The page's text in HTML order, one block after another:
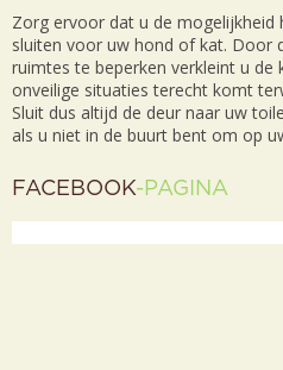
Zorg ervoor dat u de
sluiten voor uw hond of kat. Door
ruimtes te beperken verkleint u de
onveilige situaties terecht komt
Sluit dus altijd de deur naar uw
als u niet in de buurt bent om op
FACEBOOK-PAGINA